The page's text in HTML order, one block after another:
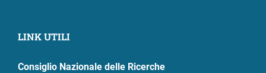
LINK UTILI
Consiglio Nazionale delle Ricerche